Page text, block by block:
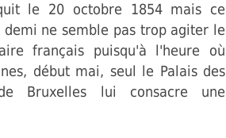
le 20 octobre 1854 mais ce
ne semble pas trop agiter le
français puisqu'à l'heure où
début mai, seul le Palais des
Bruxelles lui consacre une